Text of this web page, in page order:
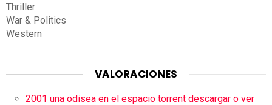
Thriller
War & Politics
Western
VALORACIONES
2001 una odisea en el espacio torrent descargar o ver